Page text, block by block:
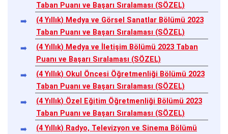
Taban Puanı ve Başarı Sıralaması (SÖZEL)
(4 Yıllık) Medya ve Görsel Sanatlar Bölümü 2023
Taban Puanı ve Başarı Sıralaması (SÖZEL)
(4 Yıllık) Medya ve İletişim Bölümü 2023 Taban
Puanı ve Başarı Sıralaması (SÖZEL)
(4 Yıllık) Okul Öncesi Öğretmenliği Bölümü 2023
Taban Puanı ve Başarı Sıralaması (SÖZEL)
(4 Yıllık) Özel Eğitim Öğretmenliği Bölümü 2023
Taban Puanı ve Başarı Sıralaması (SÖZEL)
(4 Yıllık) Radyo, Televizyon ve Sinema Bölümü